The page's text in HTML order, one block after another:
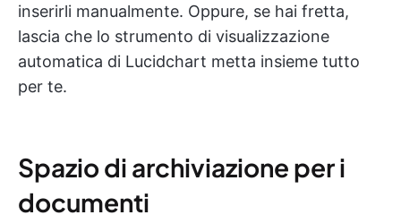
inserirli manualmente. Oppure, se hai fretta,
lascia che lo strumento di visualizzazione
automatica di Lucidchart metta insieme tutto
per te.
Spazio di archiviazione per i
documenti